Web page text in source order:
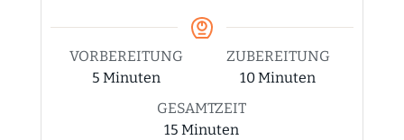
VORBEREITUNG
5Minuten
Minuten
ZUBEREITUNG
10Minuten
Minuten
GESAMTZEIT
15 Minuten
Minuten